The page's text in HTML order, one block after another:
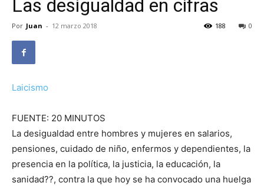
Las desigualdad en cifras
Por Juan - 12 marzo 2018 0
188
Laicismo
FUENTE: 20 MINUTOS
La desigualdad entre hombres y mujeres en salarios,
pensiones, cuidado de niño, enfermos y dependientes, la
presencia en la política, la justicia, la educación, la
sanidad??, contra la que hoy se ha convocado una huelga